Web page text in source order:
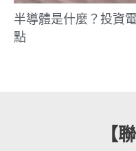
半導體是什麼？投資
點
【